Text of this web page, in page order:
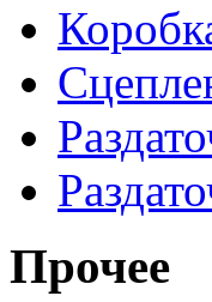
Прочее